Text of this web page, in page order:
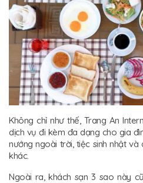
Không chỉ như thế, Trang An
dịch vụ đi kèm đa dạng cho gia
nướng ngoài trời, tiệc sinh nhật
khác.
Ngoài ra, khách sạn 3 sao này